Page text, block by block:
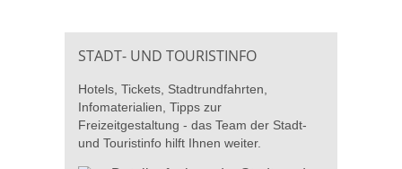
STADT- UND TOURISTINFO
Hotels, Tickets, Stadtrundfahrten,
Infomaterialien, Tipps zur
Freizeitgestaltung - das Team der Stadt-
und Touristinfo hilft Ihnen weiter.